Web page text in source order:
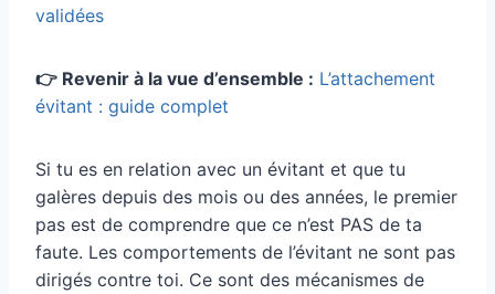
validées
👉 Revenir à la vue d’ensemble : L’attachement
évitant : guide complet
Si tu es en relation avec un évitant et que tu
galères depuis des mois ou des années, le premier
pas est de comprendre que ce n’est PAS de ta
faute. Les comportements de l’évitant ne sont pas
dirigés contre toi. Ce sont des mécanismes de